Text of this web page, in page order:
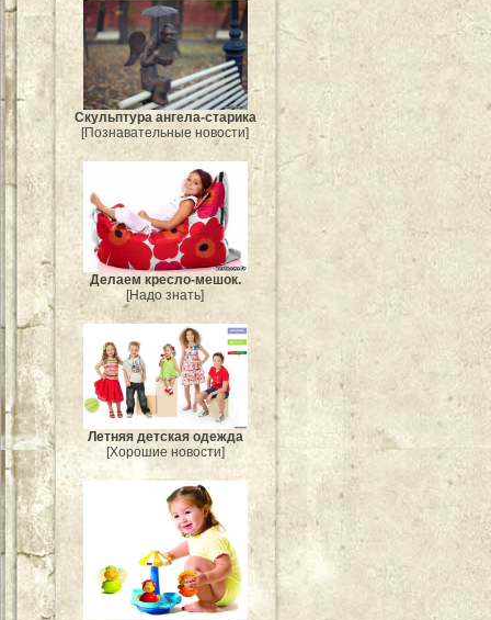
Скульптура ангела-старика
[Познавательные новости]
Делаем кресло-мешок.
[Надо знать]
Летняя детская одежда
[Хорошие новости]